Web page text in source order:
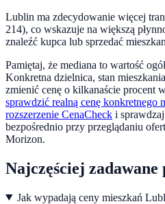
Lublin ma zdecydowanie więcej
214), co wskazuje na większą
znaleźć kupca lub sprzedać
Pamiętaj, że mediana to wartość
Konkretna dzielnica, stan
zmienić cenę o kilkanaście procent
sprawdzić realną cenę konkretnego
rozszerzenie CenaCheck i
bezpośrednio przy przeglądaniu
Morizon.
Najczęściej zadawane
Jak wypadają ceny mieszkań